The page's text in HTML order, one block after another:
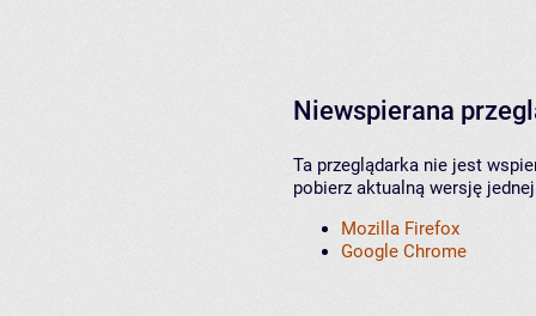
Niewspierana
Ta przeglądarka nie jest
pobierz aktualną wersję
Mozilla Firefox
Google Chrome